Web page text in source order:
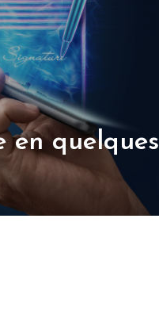
en quelques